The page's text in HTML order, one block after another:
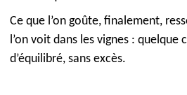
Ce que l’on goûte, finalement,
l’on voit dans les vignes : quelque
d’équilibré, sans excès.